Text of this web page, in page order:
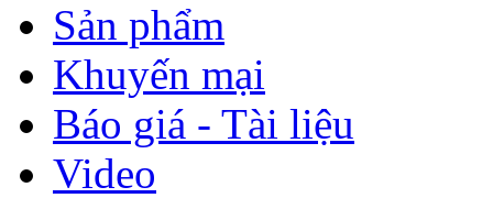
Sản phẩm
Khuyến mại
Báo giá - Tài liệu
Video